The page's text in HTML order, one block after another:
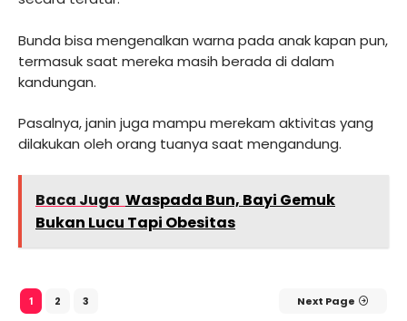
Bunda bisa mengenalkan warna pada anak kapan pun,
termasuk saat mereka masih berada di dalam
kandungan.
Pasalnya, janin juga mampu merekam aktivitas yang
dilakukan oleh orang tuanya saat mengandung.
Baca Juga Waspada Bun, Bayi Gemuk
Bukan Lucu Tapi Obesitas
1 2 3 Next Page